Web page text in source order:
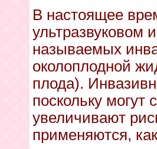
В настоящее
ультразвуковом
называемых
околоплодной
плода).
поскольку
увеличивают
применяются,